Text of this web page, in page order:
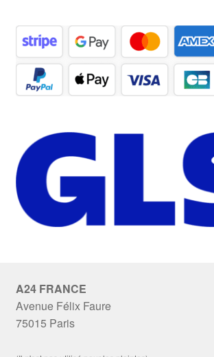
A24 FRANCE
Avenue Félix Faure
75015 Paris